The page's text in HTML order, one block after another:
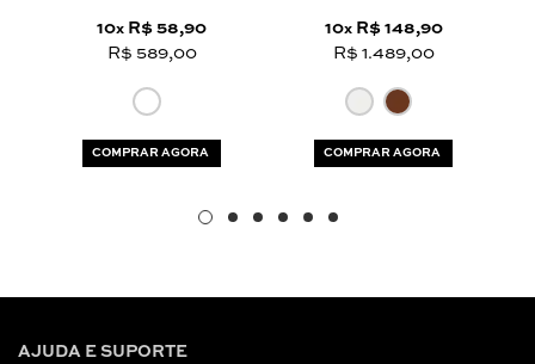
10x R$ 58,90
R$ 589,00
COMPRAR AGORA
10x R$ 148,90
R$ 1.489,00
COMPRAR AGORA
AJUDA E SUPORTE